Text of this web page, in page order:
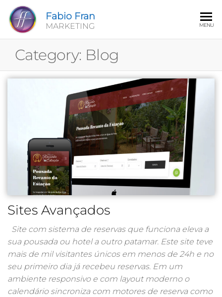
Fabio Fran
MARKETING MENU
Category: Blog
Sites Avançados
Site com sistema de reservas que funciona eleva a
sua pousada ou hotel a outro patamar. Este site teve
mais de mil visitantes únicos em menos de 24h e no
seu primeiro dia já recebeu reservas. Em um
ambiente responsivo e com layout moderno o
calendário sincroniza com motores de reserva como